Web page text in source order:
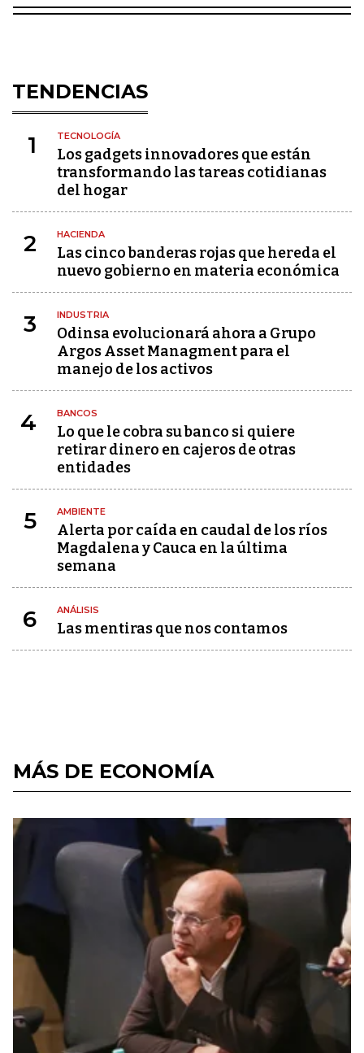
TENDENCIAS
1 TECNOLOGÍA
Los gadgets innovadores que están
transformando las tareas cotidianas
del hogar
2 HACIENDA
Las cinco banderas rojas que hereda el
nuevo gobierno en materia económica
3 INDUSTRIA
Odinsa evolucionará ahora a Grupo
Argos Asset Managment para el
manejo de los activos
4 BANCOS
Lo que le cobra su banco si quiere
retirar dinero en cajeros de otras
entidades
5 AMBIENTE
Alerta por caída en caudal de los ríos
Magdalena y Cauca en la última
semana
6 ANÁLISIS
Las mentiras que nos contamos
MÁS DE ECONOMÍA